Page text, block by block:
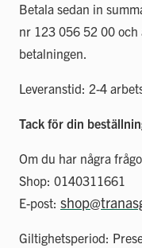
Betala sedan in
nr 123 056 52 00
betalningen.
Leveranstid: 2-4
Tack för din
Om du har några
Shop: 0140311661
E-post:
Giltighetsperiod: